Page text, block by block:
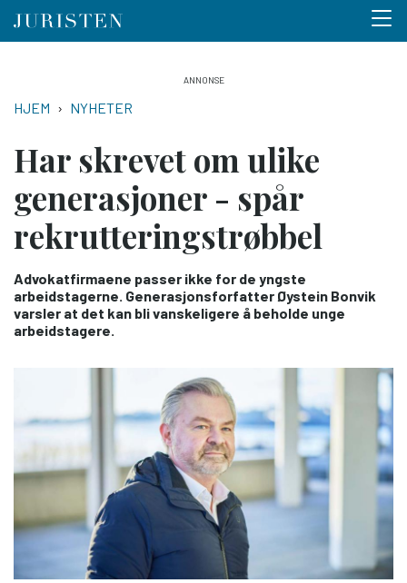
hovedinnhold
Menu
NAVIGASJONSSTI
HJEM NYHETER
Har skrevet om ulike
generasjoner - spår
rekrutteringstrøbbel
Advokatfirmaene passer ikke for de yngste
arbeidstagerne. Generasjonsforfatter Øystein Bonvik
varsler at det kan bli vanskeligere å beholde unge
arbeidstagere.